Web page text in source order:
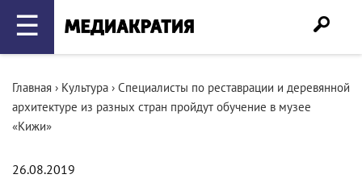
☰
Главная › Культура › Специалисты по реставрации и деревянной
архитектуре из разных стран пройдут обучение в музее
«Кижи»
26.08.2019